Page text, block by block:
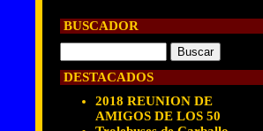
BUSCADOR
DESTACADOS
2018 REUNION DE
AMIGOS DE LOS 50